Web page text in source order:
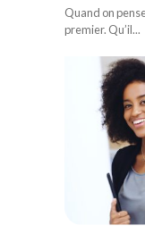
Quand on
premier. Qu’il...